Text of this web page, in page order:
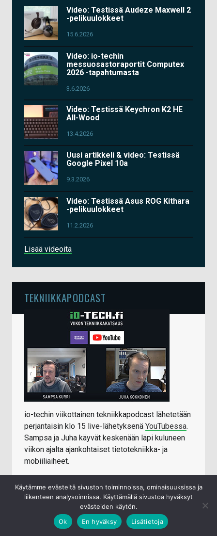
Video: Testissä Audeze Maxwell 2
-pelikuulokkeet
15.6.2026
Video: io-techin
messuosastoraportit Computex
2026 -tapahtumasta
3.6.2026
Video: Testissä Keychron K2 HE
All-Wood
13.4.2026
Uusi artikkeli & video: Testissä
Google Pixel 10a
9.3.2026
Video: Testissä Asus ROG Kithara
-pelikuulokkeet
11.2.2026
Lisää videoita
TEKNIIKKAPODCAST
io-techin viikottainen tekniikkapodcast lähetetään
perjantaisin klo 15 live-lähetyksenä YouTubessa.
Sampsa ja Juha käyvät keskenään läpi kuluneen
viikon ajalta ajankohtaiset tietotekniikka- ja
mobiiliaiheet.
Youtube
Spotify
Käytämme evästeitä sivuston toiminnoissa, ominaisuuksissa ja
liikenteen analysoinnissa. Käyttämällä sivustoa hyväksyt
evästeiden käytön.
Ok
En hyväksy Lisätietoja